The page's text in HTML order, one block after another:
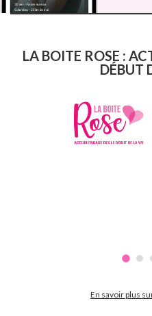
LA BOITE ROSE :
DÉBUT
En savoir plus